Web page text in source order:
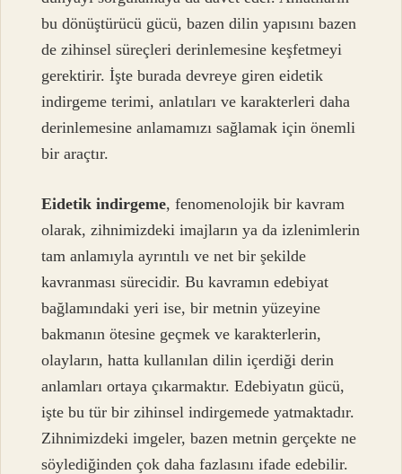
bu dönüştürücü gücü, bazen dilin yapısını bazen
de zihinsel süreçleri derinlemesine keşfetmeyi
gerektirir. İşte burada devreye giren eidetik
indirgeme terimi, anlatıları ve karakterleri daha
derinlemesine anlamamızı sağlamak için önemli
bir araçtır.
Eidetik indirgeme, fenomenolojik bir kavram
olarak, zihnimizdeki imajların ya da izlenimlerin
tam anlamıyla ayrıntılı ve net bir şekilde
kavranması sürecidir. Bu kavramın edebiyat
bağlamındaki yeri ise, bir metnin yüzeyine
bakmanın ötesine geçmek ve karakterlerin,
olayların, hatta kullanılan dilin içerdiği derin
anlamları ortaya çıkarmaktır. Edebiyatın gücü,
işte bu tür bir zihinsel indirgemede yatmaktadır.
Zihnimizdeki imgeler, bazen metnin gerçekte ne
söylediğinden çok daha fazlasını ifade edebilir.